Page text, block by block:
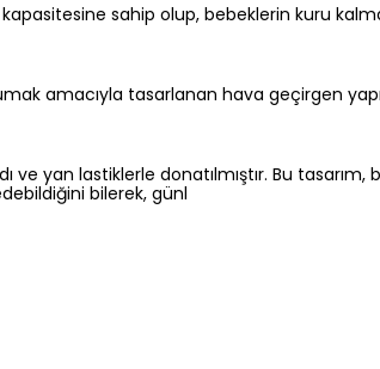
sahip olup, bebeklerin kuru
amacıyla tasarlanan hava geçirgen
ve yan lastiklerle donatılmıştır. Bu
bilerek, günl